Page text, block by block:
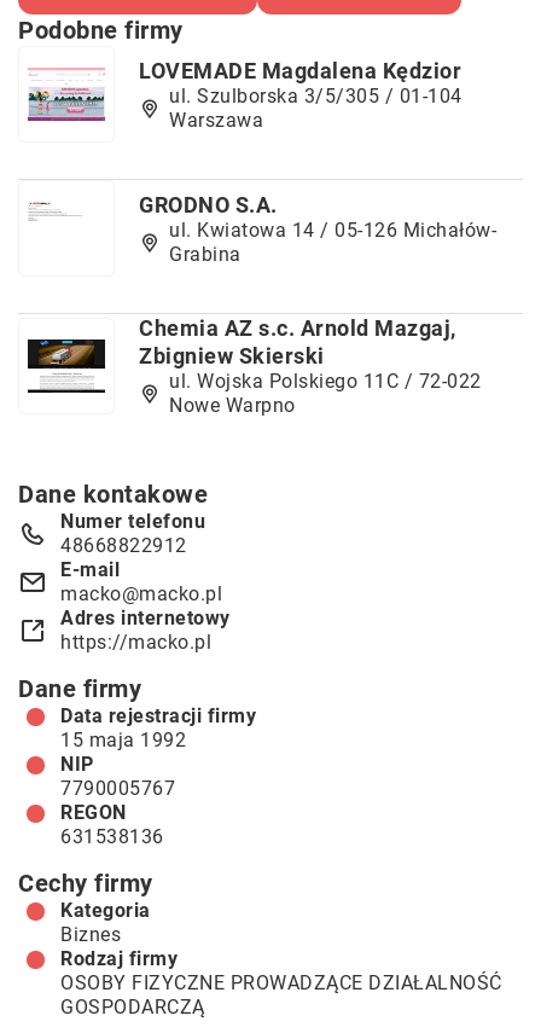
Podobne firmy
LOVEMADE Magdalena Kędzior
ul. Szulborska 3/5/305 / 01-104
Warszawa
GRODNO S.A.
ul. Kwiatowa 14 / 05-126 Michałów-
Grabina
Chemia AZ s.c. Arnold Mazgaj,
Zbigniew Skierski
ul. Wojska Polskiego 11C / 72-022
Nowe Warpno
Dane kontakowe
Numer telefonu
48668822912
E-mail
macko@macko.pl
Adres internetowy
https://macko.pl
Dane firmy
Data rejestracji firmy
15 maja 1992
NIP
7790005767
REGON
631538136
Cechy firmy
Kategoria
Biznes
Rodzaj firmy
OSOBY FIZYCZNE PROWADZĄCE DZIAŁALNOŚĆ
GOSPODARCZĄ